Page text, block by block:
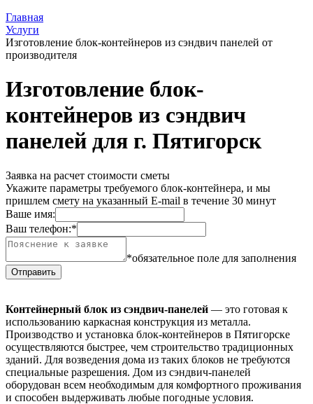
Главная
Услуги
Изготовление блок-контейнеров из сэндвич панелей от
производителя
Изготовление блок-
контейнеров из сэндвич
панелей для г. Пятигорск
Заявка на расчет стоимости сметы
Укажите параметры требуемого блок-контейнера, и мы
пришлем смету на указанный E-mail в течение 30 минут
Ваше имя:
Ваш телефон:*
*обязательное поле для заполнения
Контейнерный блок из сэндвич-панелей — это готовая к
использованию каркасная конструкция из металла.
Производство и установка блок-контейнеров в Пятигорске
осуществляются быстрее, чем строительство традиционных
зданий. Для возведения дома из таких блоков не требуются
специальные разрешения. Дом из сэндвич-панелей
оборудован всем необходимым для комфортного проживания
и способен выдерживать любые погодные условия.